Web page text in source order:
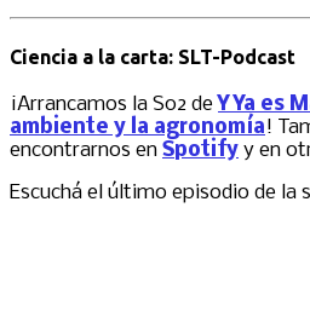
Ciencia a la carta: SLT-Podcast
¡Arrancamos la S02 deY Ya es
ambiente y la agronomía!
encontrarnos en Spotify y en
Escuchá el último episodio de la